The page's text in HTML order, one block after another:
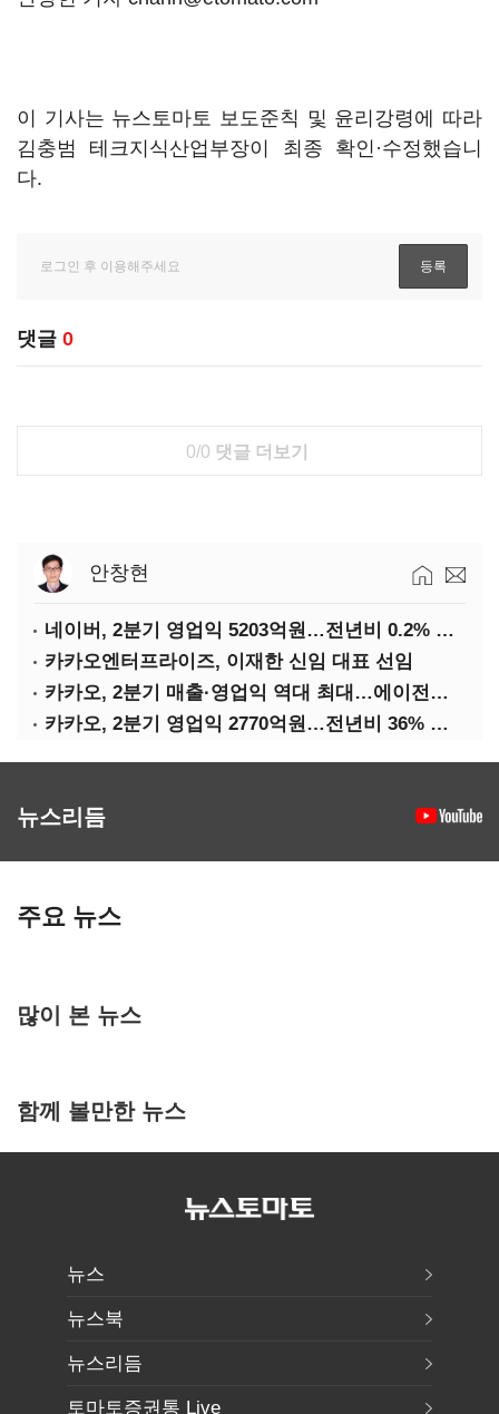
이 기사는 뉴스토마토 보도준칙 및 윤리강령에 따라
김충범 테크지식산업부장이 최종 확인·수정했습니
다.
댓글 0
0/0 댓글 더보기
안창현
네이버, 2분기 영업익 5203억원…전년비 0.2% 감소
카카오엔터프라이즈, 이재한 신임 대표 선임
카카오, 2분기 매출·영업익 역대 최대…에이전트 AI 수익화 관건
카카오, 2분기 영업익 2770억원…전년비 36% 증가
뉴스리듬
주요 뉴스
많이 본 뉴스
함께 볼만한 뉴스
뉴스
뉴스북
뉴스리듬
토마토증권통 Live